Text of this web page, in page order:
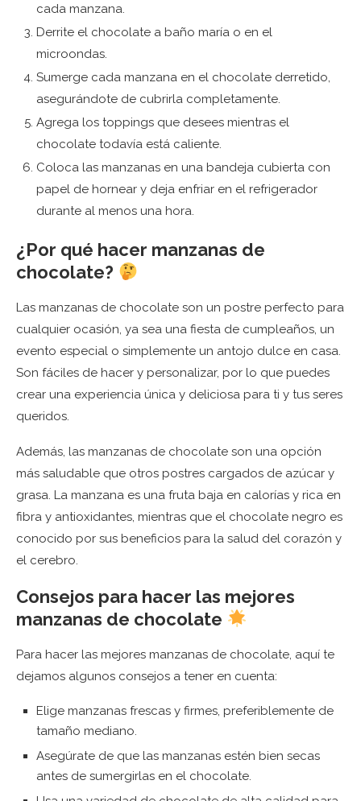
cada manzana.
Derrite el chocolate a baño maría o en el
microondas.
Sumerge cada manzana en el chocolate derretido,
asegurándote de cubrirla completamente.
Agrega los toppings que desees mientras el
chocolate todavía está caliente.
Coloca las manzanas en una bandeja cubierta con
papel de hornear y deja enfriar en el refrigerador
durante al menos una hora.
¿Por qué hacer manzanas de
chocolate?
Las manzanas de chocolate son un postre perfecto para
cualquier ocasión, ya sea una fiesta de cumpleaños, un
evento especial o simplemente un antojo dulce en casa.
Son fáciles de hacer y personalizar, por lo que puedes
crear una experiencia única y deliciosa para ti y tus seres
queridos.
Además, las manzanas de chocolate son una opción
más saludable que otros postres cargados de azúcar y
grasa. La manzana es una fruta baja en calorías y rica en
fibra y antioxidantes, mientras que el chocolate negro es
conocido por sus beneficios para la salud del corazón y
el cerebro.
Consejos para hacer las mejores
manzanas de chocolate
Para hacer las mejores manzanas de chocolate, aquí te
dejamos algunos consejos a tener en cuenta:
Elige manzanas frescas y firmes, preferiblemente de
tamaño mediano.
Asegúrate de que las manzanas estén bien secas
antes de sumergirlas en el chocolate.